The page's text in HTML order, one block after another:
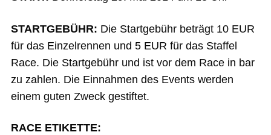
STARTGEBÜHR: Die Startgebühr beträgt 10 EUR
für das Einzelrennen und 5 EUR für das Staffel
Race. Die Startgebühr und ist vor dem Race in bar
zu zahlen. Die Einnahmen des Events werden
einem guten Zweck gestiftet.
RACE ETIKETTE: